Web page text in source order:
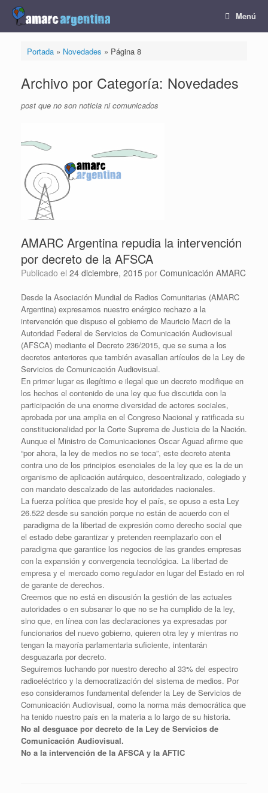
Saltar
contenido
Menú
Portada» Novedades » Página 8
Archivo por Categoría: Novedades
post que no son noticia ni comunicados
AMARC Argentina repudia la intervención
por decreto de la AFSCA
Publicado el 24 diciembre, 2015 por Comunicación AMARC
Desde la Asociación Mundial de Radios Comunitarias (AMARC
Argentina) expresamos nuestro enérgico rechazo a la
intervención que dispuso el gobierno de Mauricio Macri de la
Autoridad Federal de Servicios de Comunicación Audiovisual
(AFSCA) mediante el Decreto 236/2015, que se suma a los
decretos anteriores que también avasallan artículos de la Ley de
Servicios de Comunicación Audiovisual.
En primer lugar es ilegítimo e ilegal que un decreto modifique en
los hechos el contenido de una ley que fue discutida con la
participación de una enorme diversidad de actores sociales,
aprobada por una amplia en el Congreso Nacional y ratificada su
constitucionalidad por la Corte Suprema de Justicia de la Nación.
Aunque el Ministro de Comunicaciones Oscar Aguad afirme que
“por ahora, la ley de medios no se toca”, este decreto atenta
contra uno de los principios esenciales de la ley que es la de un
organismo de aplicación autárquico, descentralizado, colegiado y
con mandato descalzado de las autoridades nacionales.
La fuerza política que preside hoy el país, se opuso a esta Ley
26.522 desde su sanción porque no están de acuerdo con el
paradigma de la libertad de expresión como derecho social que
el estado debe garantizar y pretenden reemplazarlo con el
paradigma que garantice los negocios de las grandes empresas
con la expansión y convergencia tecnológica. La libertad de
empresa y el mercado como regulador en lugar del Estado en rol
de garante de derechos.
Creemos que no está en discusión la gestión de las actuales
autoridades o en subsanar lo que no se ha cumplido de la ley,
sino que, en línea con las declaraciones ya expresadas por
funcionarios del nuevo gobierno, quieren otra ley y mientras no
tengan la mayoría parlamentaria suficiente, intentarán
desguazarla por decreto.
Seguiremos luchando por nuestro derecho al 33% del espectro
radioeléctrico y la democratización del sistema de medios. Por
eso consideramos fundamental defender la Ley de Servicios de
Comunicación Audiovisual, como la norma más democrática que
ha tenido nuestro país en la materia a lo largo de su historia.
No al desguace por decreto de la Ley de Servicios de
Comunicación Audiovisual.
No a la intervención de la AFSCA y la AFTIC